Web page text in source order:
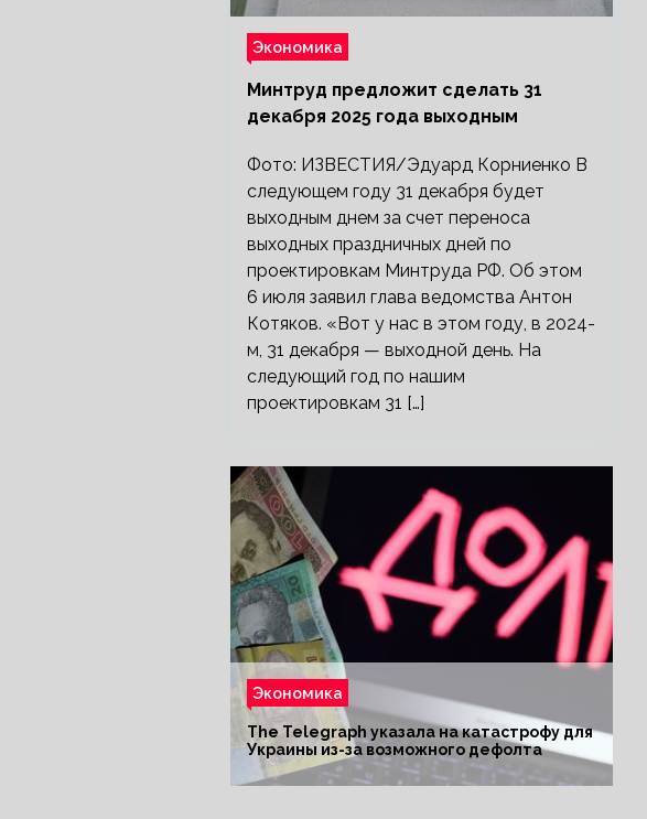
Экономика
Минтруд предложит сделать 31
декабря 2025 года выходным
Фото: ИЗВЕСТИЯ/Эдуард Корниенко В
следующем году 31 декабря будет
выходным днем за счет переноса
выходных праздничных дней по
проектировкам Минтруда РФ. Об этом
6 июля заявил глава ведомства Антон
Котяков. «Вот у нас в этом году, в 2024-
м, 31 декабря — выходной день. На
следующий год по нашим
проектировкам 31 […]
Экономика
The Telegraph указала на катастрофу для
Украины из-за возможного дефолта